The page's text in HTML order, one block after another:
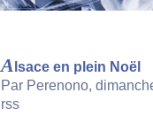
A lsace en plein Noël
Par Perenono,
rss